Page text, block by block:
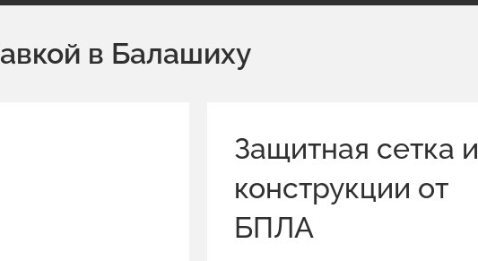
в Балашиху
Защитная сетка и
конструкции от
БПЛА